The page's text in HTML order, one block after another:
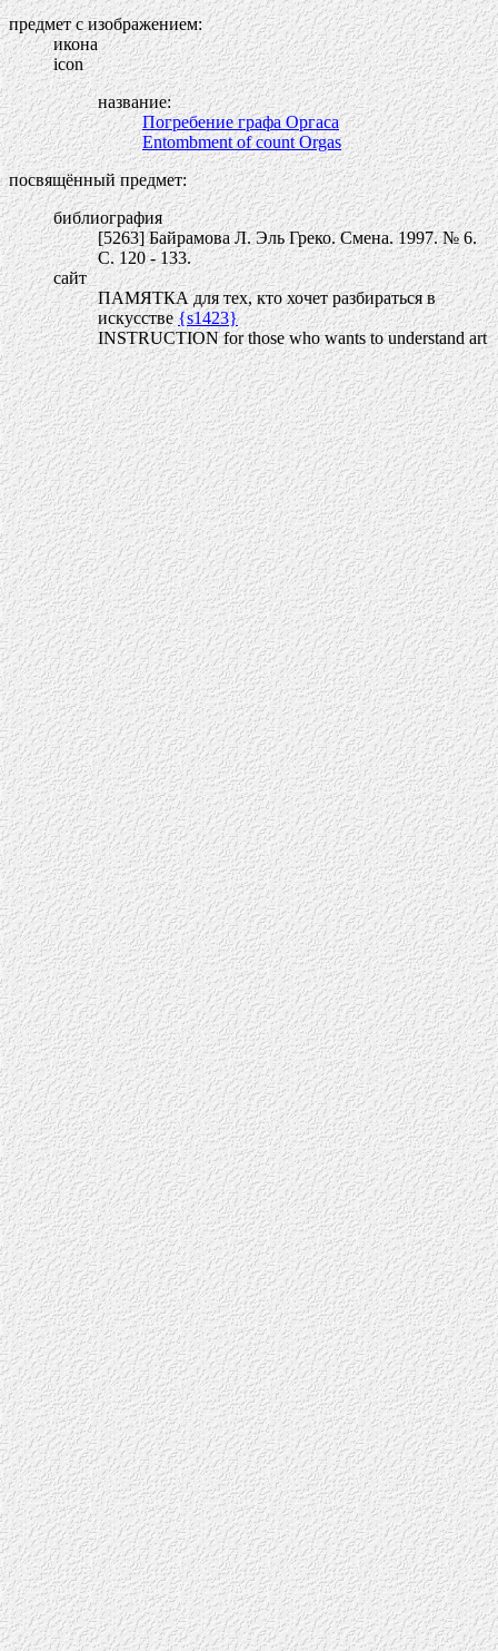
предмет с изображением:
икона
icon
название:
Погребение графа Оргаса
Entombment of count Orgas
посвящённый предмет:
библиография
[5263] Байрамова Л. Эль Греко. Смена. 1997. № 6.
С. 120 - 133.
сайт
ПАМЯТКА для тех, кто хочет разбираться в
искусстве{s1423}
INSTRUCTION for those who wants to understand art